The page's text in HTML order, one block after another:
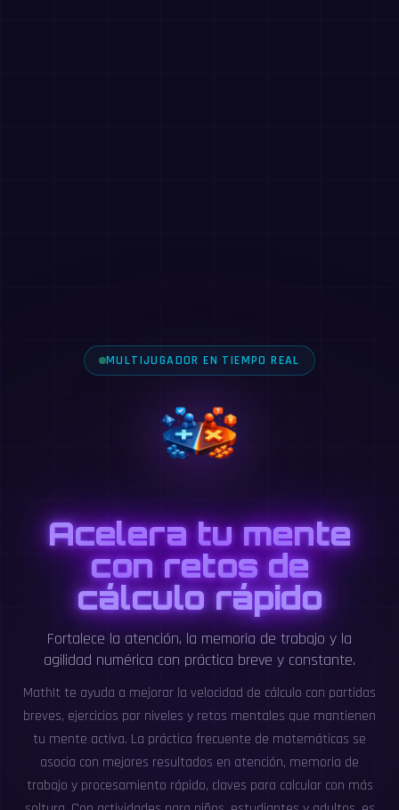
MULTIJUGADOR EN TIEMPO REAL
Acelera tu mente
con retos de
cálculo rápido
Fortalece la atención, la memoria de trabajo y la
agilidad numérica con práctica breve y constante.
MathIt te ayuda a mejorar la velocidad de cálculo con partidas
breves, ejercicios por niveles y retos mentales que mantienen
tu mente activa. La práctica frecuente de matemáticas se
asocia con mejores resultados en atención, memoria de
trabajo y procesamiento rápido, claves para calcular con más